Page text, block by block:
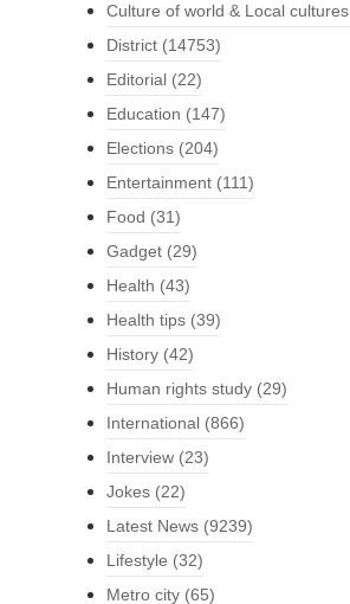
Culture of world & Local cultures
District (14753)
Editorial (22)
Education (147)
Elections (204)
Entertainment (111)
Food (31)
Gadget (29)
Health (43)
Health tips (39)
History (42)
Human rights study (29)
International (866)
Interview (23)
Jokes (22)
Latest News (9239)
Lifestyle (32)
Metro city (65)